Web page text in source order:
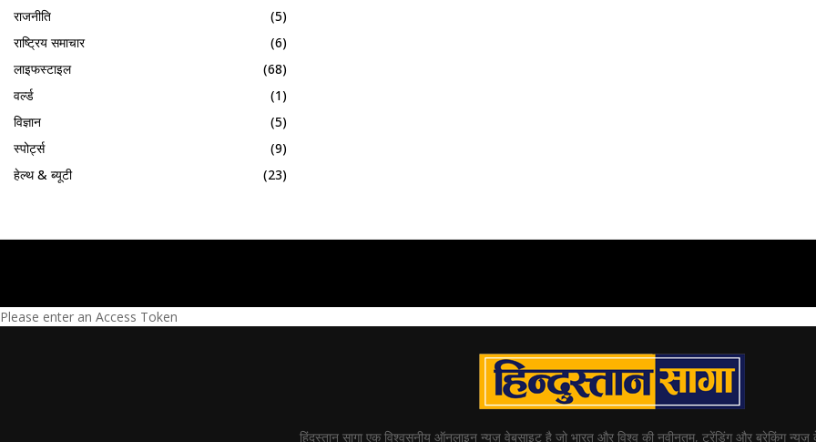
राजनीति
(5)
राष्ट्रिय समाचार
(6)
लाइफस्टाइल
(68)
वर्ल्ड
(1)
विज्ञान
(5)
स्पोर्ट्स
(9)
हेल्थ & ब्यूटी
(23)
Please enter an Access Token
हिंदुस्तान सागा एक विश्वसनीय ऑनलाइन न्यूज़ वेबसाइट है जो भारत और विश्व की नवीनतम, ट्रेंडिंग और ब्रेकिंग